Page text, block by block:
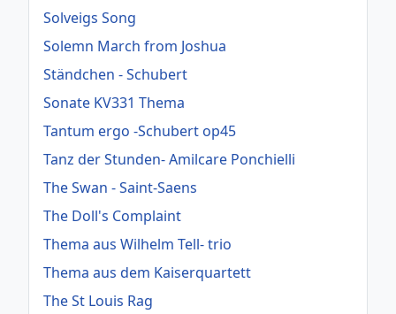
Solveigs Song
Solemn March from Joshua
Ständchen - Schubert
Sonate KV331 Thema
Tantum ergo -Schubert op45
Tanz der Stunden- Amilcare Ponchielli
The Swan - Saint-Saens
The Doll's Complaint
Thema aus Wilhelm Tell- trio
Thema aus dem Kaiserquartett
The St Louis Rag